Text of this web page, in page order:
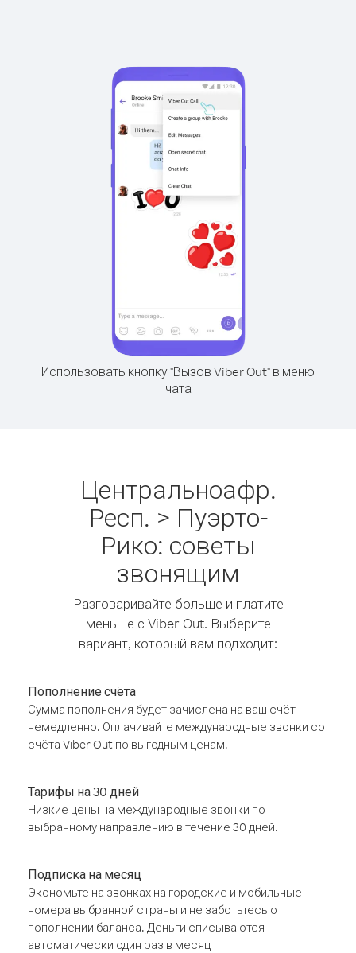
Использовать кнопку "Вызов Viber Out" в меню
чата
Центральноафр.
Респ. > Пуэрто-
Рико: советы
звонящим
Разговаривайте больше и платите
меньше с Viber Out. Выберите
вариант, который вам подходит:
Пополнение счёта
Сумма пополнения будет зачислена на ваш счёт
немедленно. Оплачивайте международные звонки со
счёта Viber Out по выгодным ценам.
Тарифы на 30 дней
Низкие цены на международные звонки по
выбранному направлению в течение 30 дней.
Подписка на месяц
Экономьте на звонках на городские и мобильные
номера выбранной страны и не заботьтесь о
пополнении баланса. Деньги списываются
автоматически один раз в месяц